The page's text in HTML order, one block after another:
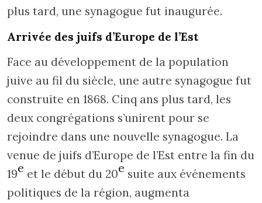
plus tard, une synagogue fut inaugurée.
Arrivée des juifs d’Europe de l’Est
Face au développement de la population
juive au fil du siècle, une autre synagogue fut
construite en 1868. Cinq ans plus tard, les
deux congrégations s’unirent pour se
rejoindre dans une nouvelle synagogue. La
venue de juifs d’Europe de l’Est entre la fin du
19e et le début du 20e suite aux événements
politiques de la région, augmenta